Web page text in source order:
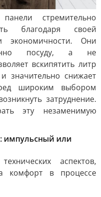
стремительно
благодаря своей
экономичности. Они
посуду, а не
вскипятить литр
значительно снижает
широким выбором
затруднение.
эту незаменимую
импульсный или
аспектов,
комфорт в процессе